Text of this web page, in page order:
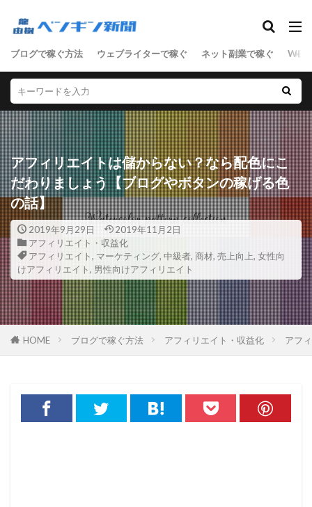
ブログで稼ぐ方法 ウェブライターで稼ぐ ネット副業で稼ぐ WEB
アフィリエイトは儲からない？なら配色にこ
だわりましょう【ブログやボタンの稼げる色
の話】
2019年9月29日
2019年11月2日
アフィリエイト・収益化
アフィリエイト, マーケティング, 中級者, 商材, 売上向上, 女性向
けアフィリエイト, 男性向けアフィリエイト
HOME ブログで稼ぐ方法 アフィリエイト・収益化 アフ
SEO
ASP D2C SEO
SNSマーケティング
アクセス数
サーバ
セールスライティング
せどり
ネットショップ
ネット技術
フリーランス
ブログ
マーケティング
ライティング
リアルな人材
ワードプレス
ワードプレス中級者
上級者
中級者
初心者
副業 単語集
女性向けアフィリエイト
稼ぐステップ
節約 起業
検索